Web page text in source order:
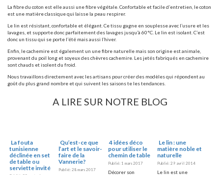
La fibre du coton est elle aussi une fibre végétale. Confortable et facile d’entretien, le coton
est une matière classique qui laisse la peau respirer.
Le lin est résistant, confortable et élégant. Ce tissu gagne en souplesse avec l’usure et les
lavages, et supporte donc parfaitement des lavages jusqu’à 60°C. Le lin est isolant. C’est
donc un tissu qui se porte l’été mais aussi l’hiver.
Enfin, le cachemire est également un une fibre naturelle mais son origine est animale,
provenant du poil long et soyeux des chèvres cachemire. Les jetés fabriqués en cachemire
sont chauds et isolent du froid.
Nous travaillons directement avec les artisans pour créer des modèles qui répondent au
goût du plus grand nombre et qui suivent les saisons te les tendances.
A LIRE SUR NOTRE BLOG
La fouta
tunisienne
déclinée en set
de table ou
serviette invité
Qu’est-ce que
l’art et le savoir-
faire de la
Vannerie?
Publié: 28 mars 2017
4 idées déco
pour utiliser le
chemin de table
Publié: 1 mars 2017
Décorer son
Le lin : une
matière noble et
naturelle
Publié: 29 avril 2014
Le lin est une